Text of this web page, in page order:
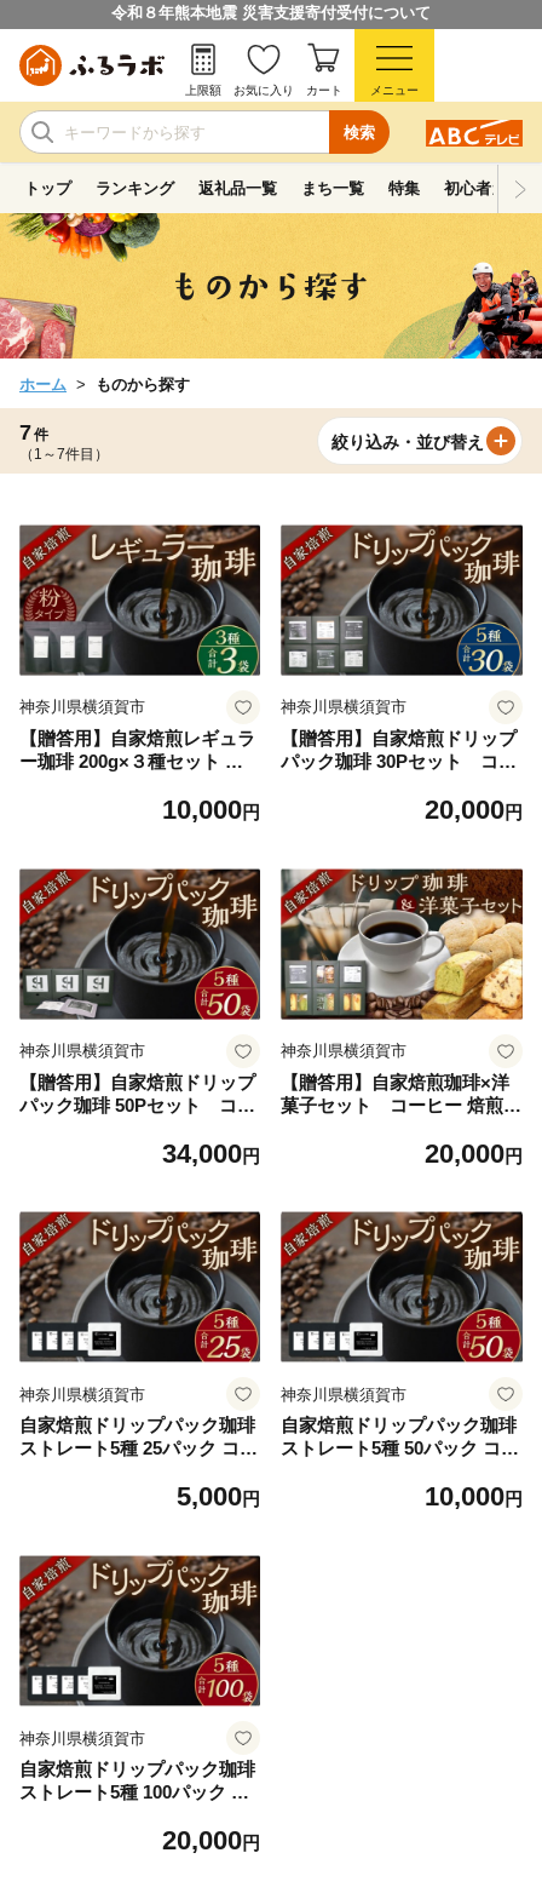
令和８年熊本地震 災害支援寄付受付について
検索
上限額 お気に入り カート メニュー
トップ ランキング 返礼品一覧 まち一覧 特集 初心者ガイド
ホーム ものから探す
7件
（1～7件目）
絞り込み・並び替え
神奈川県横須賀市
【贈答用】自家焙煎レギュラ
ー珈琲 200g×３種セット コ
ト 自家焙煎 グアテマラ ブラ
ス・ほっと】 [AKFD001]
10,000円
神奈川県横須賀市
【贈答用】自家焙煎ドリップ
パック珈琲 30Pセット コー
焙煎 オリジナル【スペース・
20,000円
神奈川県横須賀市
【贈答用】自家焙煎ドリップ
パック珈琲 50Pセット コー
焙煎 オリジナル【スペース・
34,000円
神奈川県横須賀市
【贈答用】自家焙煎珈琲×洋
菓子セット コーヒー 焙煎
20,000円
神奈川県横須賀市
自家焙煎ドリップパック珈琲
ストレート5種 25パック コー
焙煎 オリジナル【スペース・
5,000円
神奈川県横須賀市
自家焙煎ドリップパック珈琲
ストレート5種 50パック コー
焙煎 オリジナル【スペース・
10,000円
神奈川県横須賀市
自家焙煎ドリップパック珈琲
ストレート5種 100パック コ
家焙煎 オリジナル【スペー
20,000円